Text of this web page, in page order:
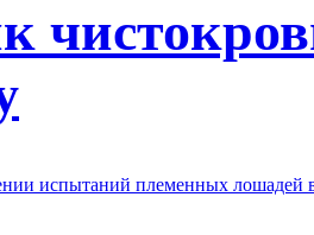
испытаний племенных лошадей